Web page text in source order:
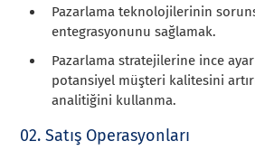
Pazarlama teknolojilerinin
entegrasyonunu sağlamak.
Pazarlama stratejilerine ince
potansiyel müşteri kalitesini
analitiğini kullanma.
02. Satış Operasyonları